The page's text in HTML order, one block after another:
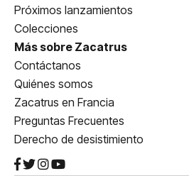
Próximos lanzamientos
Colecciones
Más sobre Zacatrus
Contáctanos
Quiénes somos
Zacatrus en Francia
Preguntas Frecuentes
Derecho de desistimiento